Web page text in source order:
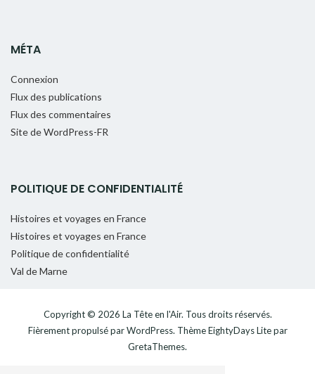
MÉTA
Connexion
Flux des publications
Flux des commentaires
Site de WordPress-FR
POLITIQUE DE CONFIDENTIALITÉ
Histoires et voyages en France
Histoires et voyages en France
Politique de confidentialité
Val de Marne
Copyright © 2026 La Tête en l'Air. Tous droits réservés.
Fièrement propulsé parWordPress. ThèmeEightyDays Litepar
GretaThemes.